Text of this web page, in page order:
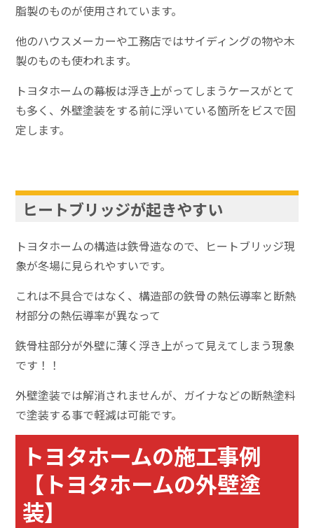
脂製のものが使用されています。
他のハウスメーカーや工務店ではサイディングの物や木
製のものも使われます。
トヨタホームの幕板は浮き上がってしまうケースがとて
も多く、外壁塗装をする前に浮いている箇所をビスで固
定します。
ヒートブリッジが起きやすい
トヨタホームの構造は鉄骨造なので、ヒートブリッジ現
象が冬場に見られやすいです。
これは不具合ではなく、構造部の鉄骨の熱伝導率と断熱
材部分の熱伝導率が異なって
鉄骨柱部分が外壁に薄く浮き上がって見えてしまう現象
です！！
外壁塗装では解消されませんが、ガイナなどの断熱塗料
で塗装する事で軽減は可能です。
トヨタホームの施工事例
【トヨタホームの外壁塗
装】